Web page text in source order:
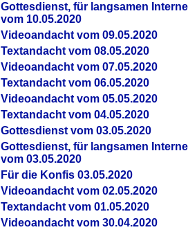
Gottesdienst, für langsamen
vom 10.05.2020
Videoandacht vom 09.05.2020
Textandacht vom 08.05.2020
Videoandacht vom 07.05.2020
Textandacht vom 06.05.2020
Videoandacht vom 05.05.2020
Textandacht vom 04.05.2020
Gottesdienst vom 03.05.2020
Gottesdienst, für langsamen
vom 03.05.2020
Für die Konfis 03.05.2020
Videoandacht vom 02.05.2020
Textandacht vom 01.05.2020
Videoandacht vom 30.04.2020